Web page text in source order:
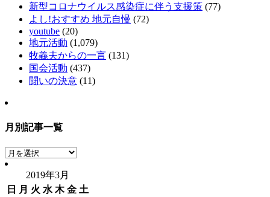
新型コロナウイルス感染症に伴う支援策 (77)
よし!おすすめ 地元自慢 (72)
youtube (20)
地元活動 (1,079)
牧義夫からの一言 (131)
国会活動 (437)
闘いの決意 (11)
月別記事一覧
月
別
事
2019年3月
日
月 火 水 木 金 土